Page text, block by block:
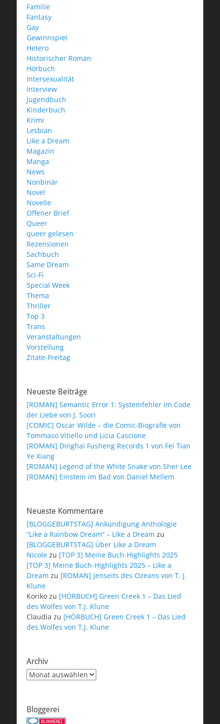
Familie
Fantasy
Gay
Gewinnspiel
Hetero
Historischer Roman
Hörbuch
Intersexualität
Interview
Jugendbuch
Kinderbuch
Krimi
Lesbian
Like a Dream
Magazin
Manga
News
Nonbinär
Novel
Novelle
Offener Brief
Queer
queer gelesen
Rezensionen
Sachbuch
Same Dream
Sci-Fi
Special Week
Thema
Thriller
Top 3
Trans
Veranstaltungen
Vorstellung
Zitate-Freitag
Neueste Beiträge
[ROMAN] Semantic Error 1: Systemfehler im Code
der Liebe von J. Soori
[COMIC] Oscar Wilde – die Comic-Biografie von
Tommaso Vitiello und Licia Cascione
[ROMAN] Dinghai Fusheng Records 1 von Fei Tian
Ye Xiang
[ROMAN] Legend of the White Snake von Sher Lee
[ROMAN] Einstein im Bad von Daniel Mellem
Neueste Kommentare
[BLOGGEBURTSTAG] Ankündigung Anthologie
“Like a Rainbow Dream” – Like a Dream zu
[BLOGGEBURTSTAG] Über Like a Dream
Nicole zu [TOP 3] Meine Buch-Highlights 2025
[TOP 3] Meine Buch-Highlights 2025 – Like a
Dream zu [ROMAN] Jenseits des Ozeans von T. J.
Klune
Koriko zu [HÖRBUCH] Green Creek 1 – Das Lied
des Wolfes von T.J. Klune
Claudia zu [HÖRBUCH] Green Creek 1 – Das Lied
des Wolfes von T.J. Klune
Archiv
Archiv
Bloggerei